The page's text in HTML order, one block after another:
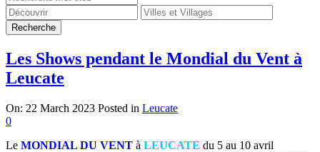
Les Shows pendant le Mondial du Vent à
Leucate
On: 22 March 2023 Posted in Leucate
0
Le MONDIAL DU VENT à LEUCATE du 5 au 10 avril